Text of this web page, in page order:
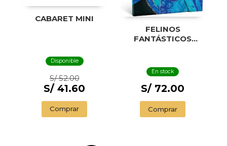
CABARET MINI
Disponible
S/ 52.00
S/ 41.60
Comprar
FELINOS
FANTÁSTICOS
En stock
S/ 72.00
Comprar